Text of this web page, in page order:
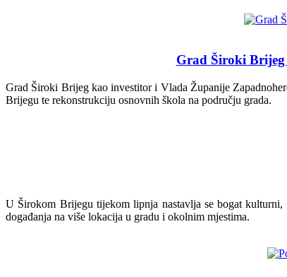
Grad Široki
Grad Široki Brijeg kao investitor i Vlada Županije
Brijegu te rekonstrukciju osnovnih škola na području grada.
U Širokom Brijegu tijekom lipnja nastavlja se bogat
događanja na više lokacija u gradu i okolnim mjestima.